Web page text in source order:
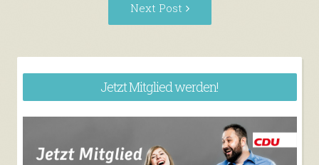
Next Post
Post:
Jetzt Mitglied werden!